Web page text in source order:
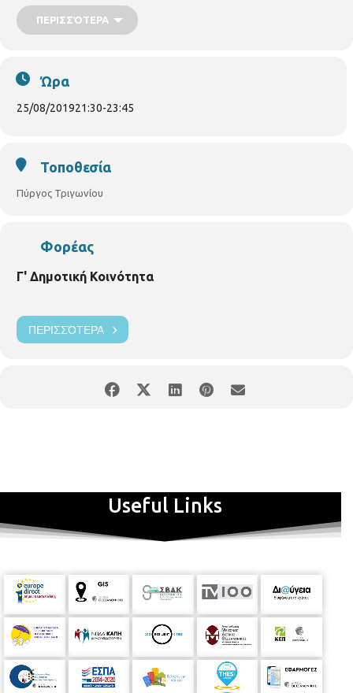
Α.Θεοδωράκη με διακριτικό τίτλο “ΠΡΟΠΥΛΑΙΟΝ”.
ΕΙΣΟΔΟΣ ΕΛΕΥΘΕΡΗ
ΠΕΡΙΣΣΌΤΕΡΑ
Ώρα
25/08/201921:30-23:45
Τοποθεσία
Πύργος Τριγωνίου
Φορέας
Γ' Δημοτική Κοινότητα
ΠΕΡΙΣΣΌΤΕΡΑ
Useful Links